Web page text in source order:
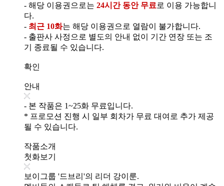
- 해당 이용권으로는 24시간 동안 무료 로 이용 가능합니
다.
- 최근 10화는 해당 이용권으로 열람이 불가합니다.
- 출판사 사정으로 별도의 안내 없이 기간 연장 또는 조
기 종료될 수 있습니다.
확인
안내
- 본 작품은 1~25화 무료입니다.
* 프로모션 진행 시 일부 회차가 무료 대여로 추가 제공
될 수 있습니다.
작품소개
첫화보기
보이그룹 '드브리'의 리더 강이룬.